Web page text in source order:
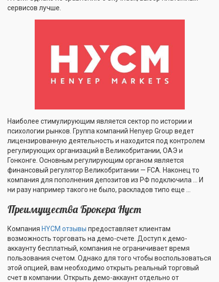
сервисов лучше.
Наиболее стимулирующим является сектор по истории и
психологии рынков. Группа компаний Henyep Group ведет
лицензированную деятельность и находится под контролем
регулирующих организаций в Великобритании, ОАЭ и
Гонконге. Основным регулирующим органом является
финансовый регулятор Великобритании — FСA. Наконец то
компания для пополнения депозитов из РФ подключила … И
ни разу например такого не было, раскладов типо еще …
Преимущества Брокера Hycm
Компания HYCM отзывы предоставляет клиентам
возможность торговать на демо-счете. Доступ к демо-
аккаунту бесплатный, компания не ограничивает время
пользования счетом. Однако для того чтобы воспользоваться
этой опцией, вам необходимо открыть реальный торговый
счет в компании. Открыть демо-аккаунт отдельно от